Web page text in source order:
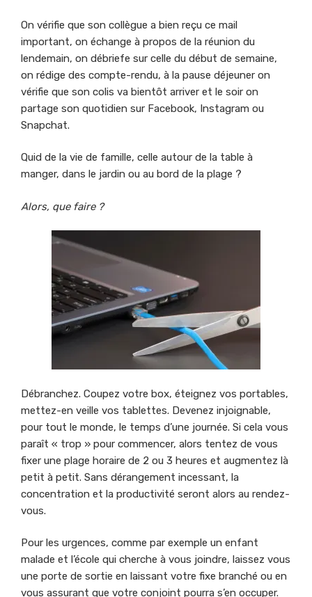
On vérifie que son collègue a bien reçu ce mail
important, on échange à propos de la réunion du
lendemain, on débriefe sur celle du début de semaine,
on rédige des compte-rendu, à la pause déjeuner on
vérifie que son colis va bientôt arriver et le soir on
partage son quotidien sur Facebook, Instagram ou
Snapchat.
Quid de la vie de famille, celle autour de la table à
manger, dans le jardin ou au bord de la plage ?
Alors, que faire ?
Débranchez. Coupez votre box, éteignez vos portables,
mettez-en veille vos tablettes. Devenez injoignable,
pour tout le monde, le temps d’une journée. Si cela vous
paraît « trop » pour commencer, alors tentez de vous
fixer une plage horaire de 2 ou 3 heures et augmentez là
petit à petit. Sans dérangement incessant, la
concentration et la productivité seront alors au rendez-
vous.
Pour les urgences, comme par exemple un enfant
malade et l’école qui cherche à vous joindre, laissez vous
une porte de sortie en laissant votre fixe branché ou en
vous assurant que votre conjoint pourra s’en occuper.